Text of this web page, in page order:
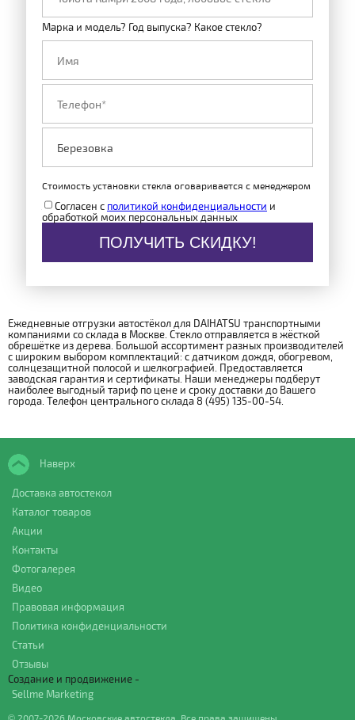
Марка и модель? Год выпуска? Какое стекло?
Стоимость установки стекла оговаривается с менеджером
Согласен с политикой конфиденциальности и
обработкой моих персональных данных
ПОЛУЧИТЬ СКИДКУ!
Ежедневные отгрузки автостёкол для DAIHATSU транспортными
компаниями со склада в Москве. Стекло отправляется в жёсткой
обрешётке из дерева. Большой ассортимент разных производителей
с широким выбором комплектаций: с датчиком дождя, обогревом,
солнцезащитной полосой и шелкографией. Предоставляется
заводская гарантия и сертификаты. Наши менеджеры подберут
наиболее выгодный тариф по цене и сроку доставки до Вашего
города. Телефон центрального склада 8 (495) 135-00-54.
Наверх
Доставка автостекол
Каталог товаров
Акции
Контакты
Фотогалерея
Видео
Правовая информация
Политика конфиденциальности
Статьи
Отзывы
Создание и продвижение -
Sellme Marketing